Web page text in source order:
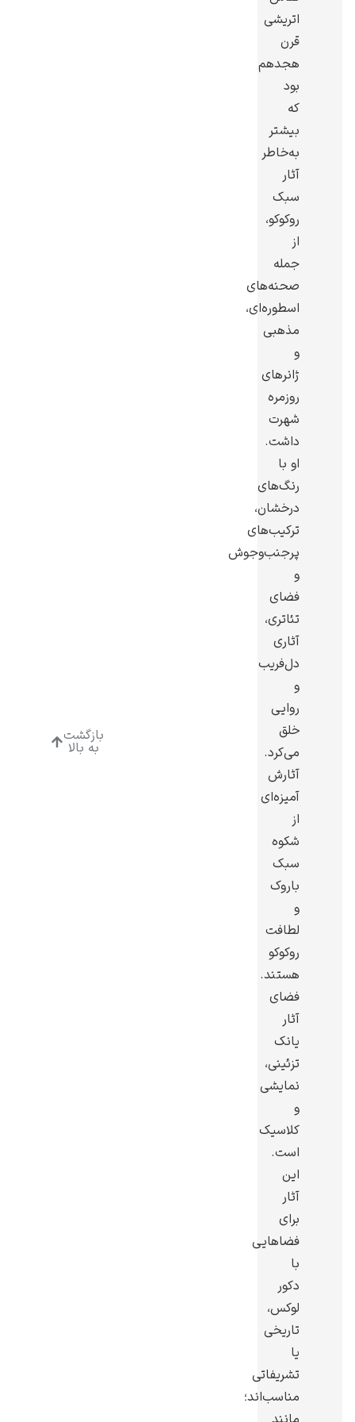
اتریشی
قرن
هجدهم
بود
که
بیشتر
به‌خاطر
آثار
سبک
روکوکو،
از
جمله
صحنه‌های
اسطوره‌ای،
مذهبی
و
ژانرهای
روزمره
شهرت
داشت.
او با
رنگ‌های
درخشان،
ترکیب‌های
پرجنب‌وجوش
و
فضای
تئاتری،
آثاری
دل‌فریب
و
روایی
خلق
می‌کرد.
آثارش
آمیزه‌ای
از
شکوه
سبک
باروک
و
لطافت
روکوکو
هستند.
فضای
آثار
یانک
تزئینی،
نمایشی
و
کلاسیک
است.
این
آثار
برای
فضاهایی
با
دکور
لوکس،
تاریخی
یا
تشریفاتی
مناسب‌اند؛
بازگشت
به بالا